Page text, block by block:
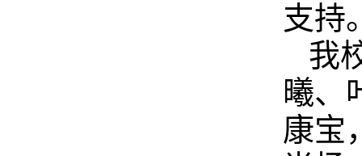
支持
我
曦、
康宝